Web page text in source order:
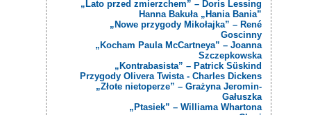
„Lato przed zmierzchem” – Doris Lessing
Hanna Bakuła „Hania Bania”
„Nowe przygody Mikołajka” – René
Goscinny
„Kocham Paula McCartneya” – Joanna
Szczepkowska
„Kontrabasista” – Patrick Süskind
Przygody Olivera Twista - Charles Dickens
„Złote nietoperze” – Grażyna Jeromin-
Gałuszka
„Ptasiek” – Williama Whartona